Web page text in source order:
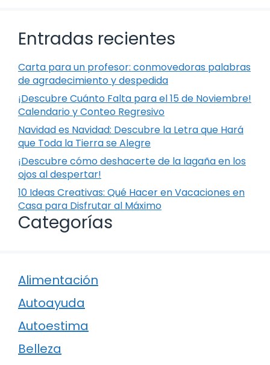
Entradas recientes
Carta para un profesor: conmovedoras palabras
de agradecimiento y despedida
¡Descubre Cuánto Falta para el 15 de Noviembre!
Calendario y Conteo Regresivo
Navidad es Navidad: Descubre la Letra que Hará
que Toda la Tierra se Alegre
¡Descubre cómo deshacerte de la lagaña en los
ojos al despertar!
10 Ideas Creativas: Qué Hacer en Vacaciones en
Casa para Disfrutar al Máximo
Categorías
Alimentación
Autoayuda
Autoestima
Belleza